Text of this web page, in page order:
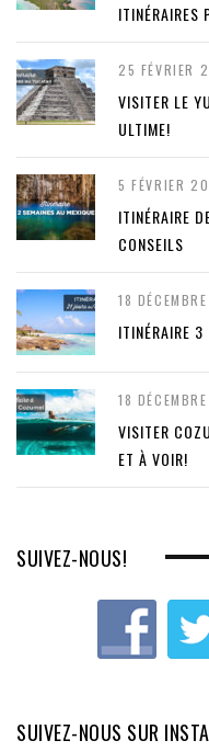
ITINÉRAIRES
25 FÉVRIER
VISITER LE
ULTIME!
5 FÉVRIER
ITINÉRAIRE
CONSEILS
18
ITINÉRAIRE 3
18
VISITER
ET À VOIR!
SUIVEZ-NOUS!
SUIVEZ-NOUS SUR